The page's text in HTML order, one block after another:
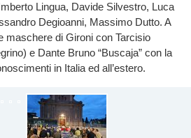
Lingua, Davide Silvestro, Luca
Degioanni, Massimo Dutto. A
maschere di Gironi con Tarcisio
e Dante Bruno “Buscaja” con la
in Italia ed all’estero.